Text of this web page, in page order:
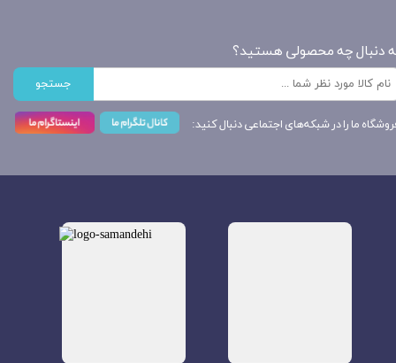
دنبال چه محصولی هستید؟
جستجو
ما را در شبکه‌های اجتماعی دنبال کنید: